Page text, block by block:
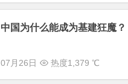
中国为什么能成为基建狂魔？
07月26日 热度1,379 ℃